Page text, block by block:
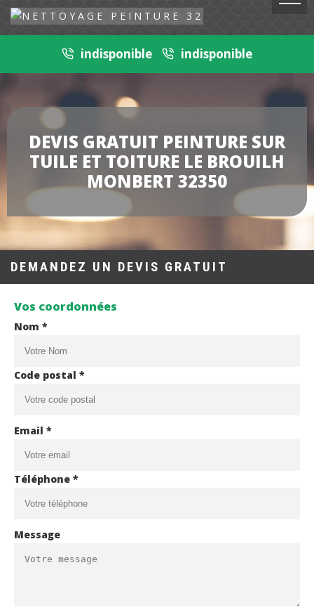
indisponible indisponible
DEVIS GRATUIT PEINTURE SUR
TUILE ET TOITURE LE BROUILH
MONBERT 32350
DEMANDEZ UN DEVIS GRATUIT
Vos coordonnées
Nom *
Code postal *
Email *
Téléphone *
Message